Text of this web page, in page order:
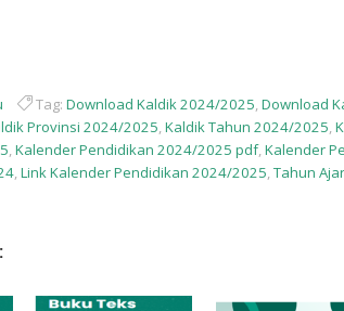
Tag:Download Kaldik 2024/2025,Download
Provinsi 2024/2025,Kaldik Tahun 2024/2025,
,Kalender Pendidikan 2024/2025 pdf,Kalender
,Link Kalender Pendidikan 2024/2025,Tahun